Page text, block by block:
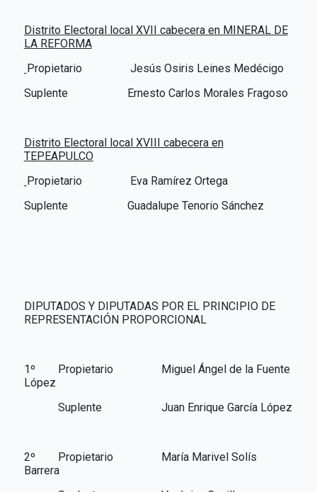
Distrito Electoral local XVII cabecera en MINERAL DE
LA REFORMA
Propietario
Jesús Osiris Leines Medécigo
Suplente Ernesto Carlos Morales Fragoso
Distrito Electoral local XVIII cabecera en
TEPEAPULCO
Propietario
Eva Ramírez Ortega
Suplente Guadalupe Tenorio Sánchez
DIPUTADOS Y DIPUTADAS POR EL PRINCIPIO DE
REPRESENTACIÓN PROPORCIONAL
1º Propietario Miguel Ángel de la Fuente
López
Suplente Juan Enrique García López
2º Propietario María Marivel Solís
Barrera